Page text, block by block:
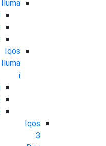
Iluma
Iqos
Iluma
i
Iqos
3